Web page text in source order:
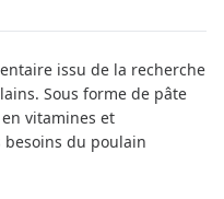
issu de la recherche
Sous forme de pâte
vitamines et
du poulain